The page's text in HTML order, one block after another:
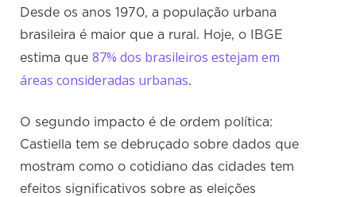
Desde os anos 1970, a população urbana
brasileira é maior que a rural. Hoje, o IBGE
estima que87% dos brasileiros estejam em
áreas consideradas urbanas.
O segundo impacto é de ordem política:
Castiella tem se debruçado sobre dados que
mostram como o cotidiano das cidades tem
efeitos significativos sobre as eleições